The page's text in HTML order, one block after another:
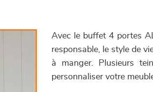
Avec le buffet 4 portes
responsable, le style de
à manger. Plusieurs
personnaliser votre